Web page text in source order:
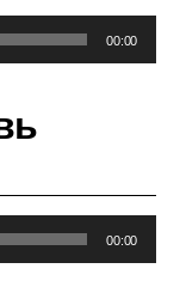
00:00
00:00